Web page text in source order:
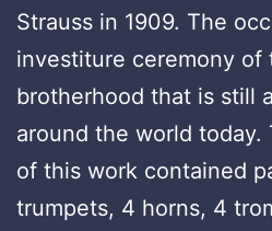
Strauss in 1909. The
investiture ceremony of
brotherhood that is still
around the world today.
of this work contained
trumpets, 4 horns, 4